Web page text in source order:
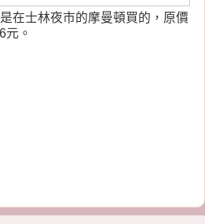
在士林夜市的摩曼頓買的，原價
元。